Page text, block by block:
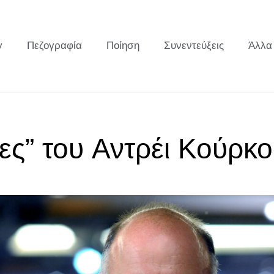
Πεζογραφία Ποίηση Συνεντεύξεις Άλλα
του Αντρέι